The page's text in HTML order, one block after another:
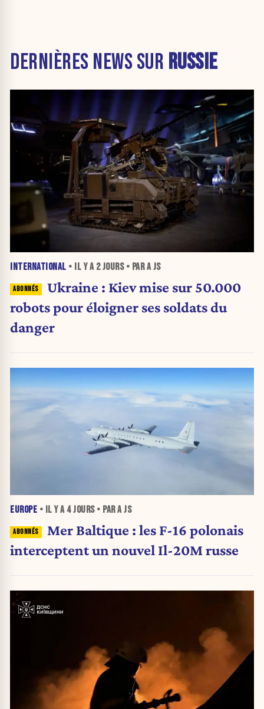
DERNIÈRES NEWS SUR RUSSIE
INTERNATIONAL • IL Y A 2 JOURS• PAR A JS
Ukraine : Kiev mise sur 50.000
robots pour éloigner ses soldats du
danger
EUROPE • IL Y A 4 JOURS• PAR A JS
Mer Baltique : les F-16 polonais
interceptent un nouvel Il-20M russe